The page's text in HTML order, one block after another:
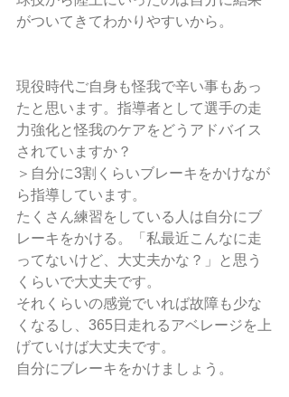
がついてきてわかりやすいから。
現役時代ご自身も怪我で辛い事もあっ
たと思います。指導者として選手の走
力強化と怪我のケアをどうアドバイス
されていますか？
＞自分に3割くらいブレーキをかけなが
ら指導しています。
たくさん練習をしている人は自分にブ
レーキをかける。「私最近こんなに走
ってないけど、大丈夫かな？」と思う
くらいで大丈夫です。
それくらいの感覚でいれば故障も少な
くなるし、365日走れるアベレージを上
げていけば大丈夫です。
自分にブレーキをかけましょう。